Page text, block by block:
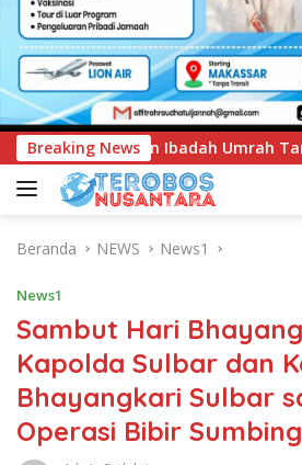
Breaking News
Izin ke Kejaksaan
Beranda NEWS News1
News1
Sambut Hari
Kapolda Sulbar dan
Bhayangkari Sulbar
Operasi Bibir Sumbing